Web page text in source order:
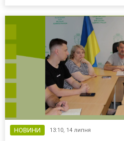
НОВИНИ 13:10, 14 липня